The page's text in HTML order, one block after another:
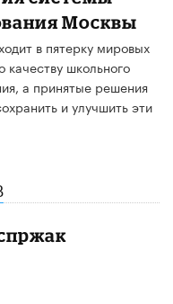
Москвы
в пятерку мировых
качеству школьного
а принятые решения
и улучшить эти